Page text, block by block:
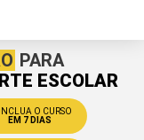
PARA
ESCOLAR
O CURSO
EM 7 DIAS